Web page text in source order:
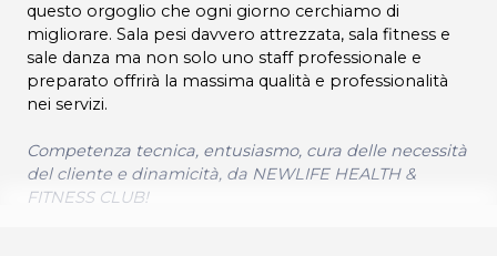
questo orgoglio che ogni giorno cerchiamo di
migliorare. Sala pesi davvero attrezzata, sala fitness e
sale danza ma non solo uno staff professionale e
preparato offrirà la massima qualità e professionalità
nei servizi.
Competenza tecnica, entusiasmo, cura delle necessità
del cliente e dinamicità, da NEWLIFE HEALTH &
FITNESS CLUB!